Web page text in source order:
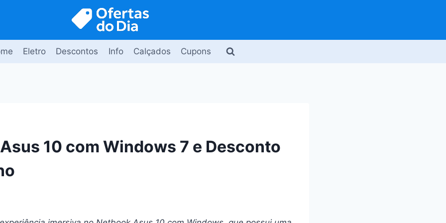
Eletro Descontos Info Calçados Cupons
10 com Windows 7 e Desconto